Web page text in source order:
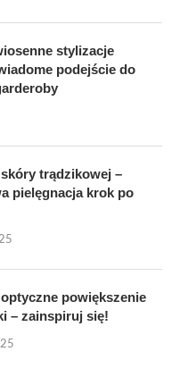
stylizacje
podejście do
trądzikowej –
pielęgnacja krok po
powiększenie
– zainspiruj się!